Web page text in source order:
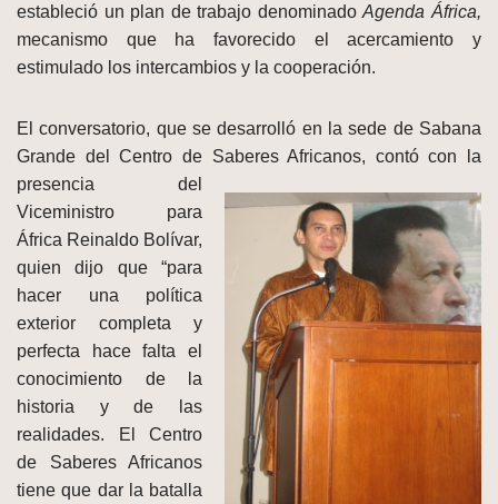
estableció un plan de trabajo denominadoAgenda África,
mecanismo que ha favorecido el acercamiento y
estimulado los intercambios y la cooperación.
El conversatorio, que se desarrolló en la sede de Sabana
Grande del Centro de SaberesAfricanos, contó con la
presencia del
Viceministro para
África Reinaldo Bolívar,
quien dijo que “para
hacer una política
exterior completa y
perfecta hace falta el
conocimiento de la
historia y de las
realidades. El Centro
de Saberes Africanos
tiene que dar la batalla